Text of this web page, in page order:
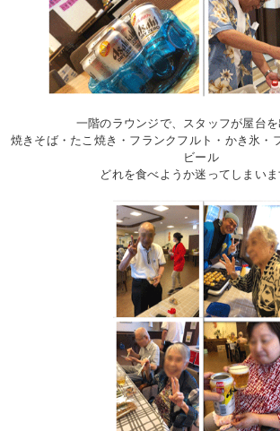
一階のラウンジで、スタッフが屋台を
焼きそば・たこ焼き・フランクフルト・かき氷・
ビール
どれを食べようか迷ってしまいま